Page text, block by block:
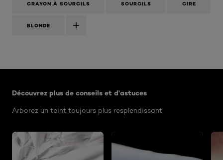
CRAYON À SOURCILS SOURCILS CIRE
BLONDE
Découvrez plus de conseils et d'astuces
Arborez un teint toujours plus resplendissant